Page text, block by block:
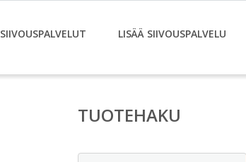
SIIVOUSPALVELUT LISÄÄ SIIVOUSPALVELU
TUOTEHAKU